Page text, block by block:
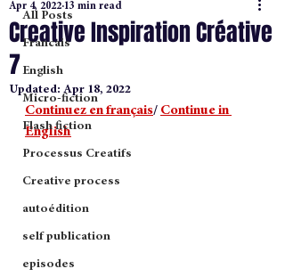
All Posts
Francais
English
Micro-fiction
Flash fiction
Processus Creatifs
Creative process
autoédition
self publication
episodes
Creative Inspiration Créative
7
Apr 4, 2022 13 min read
Updated: Apr 18, 2022
Continuez en français/ Continue in
English